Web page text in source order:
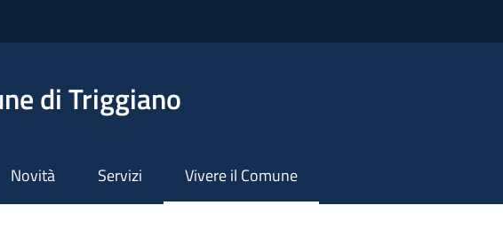
di Triggiano
Novità Servizi Vivere il Comune